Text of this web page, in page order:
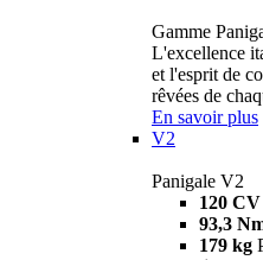
Gamme
L'excellence
et l'esprit de
rêvées de
En savoir plus
V2
Panigale V2
120 CV
93,3
179 kg